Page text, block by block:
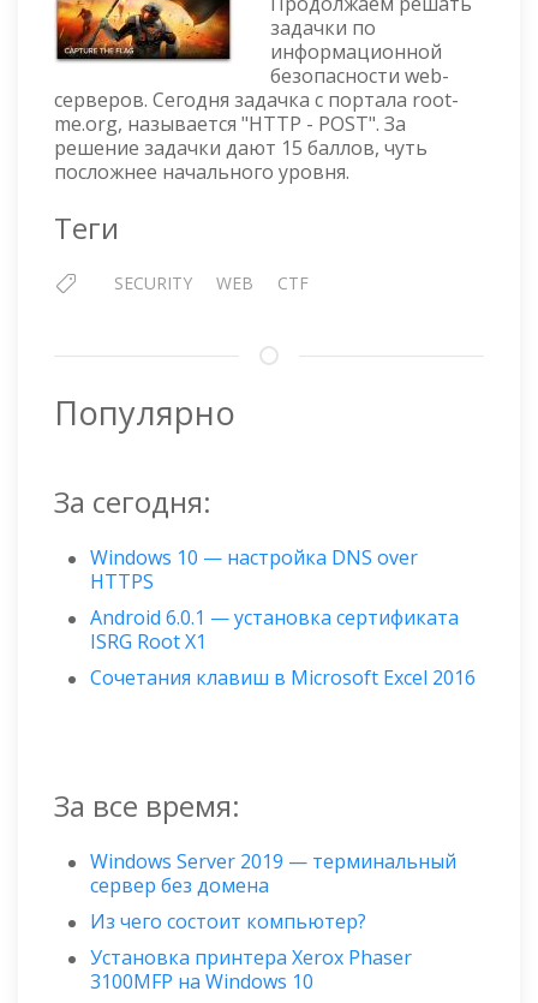
HTTP
POST
задачки по
информационной
безопасности web-
серверов. Сегодня задачка с портала root-
me.org, называется "HTTP - POST". За
решение задачки дают 15 баллов, чуть
посложнее начального уровня.
Теги
SECURITY WEB CTF
Популярно
За сегодня:
Windows 10 — настройка DNS over
HTTPS
Android 6.0.1 — установка сертификата
ISRG Root X1
Сочетания клавиш в Microsoft Excel 2016
За все время:
Windows Server 2019 — терминальный
сервер без домена
Из чего состоит компьютер?
Установка принтера Xerox Phaser
3100MFP на Windows 10